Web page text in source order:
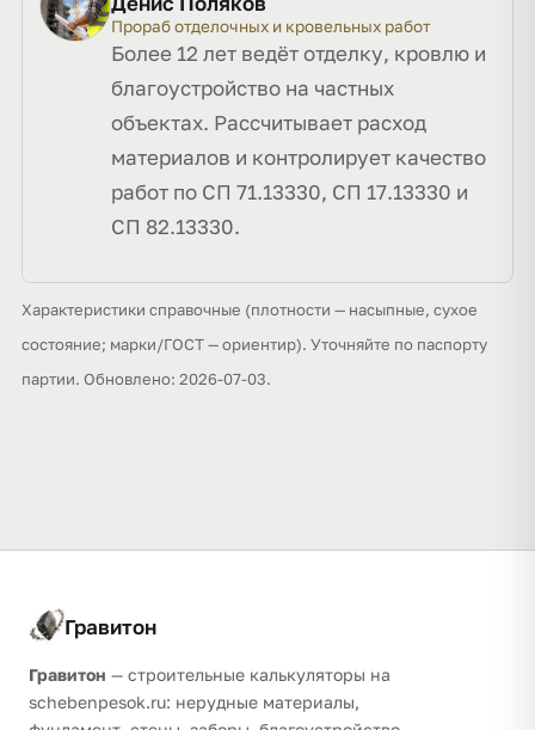
Прораб отделочных и кровельных работ
Более 12 лет ведёт отделку, кровлю и
благоустройство на частных
объектах. Рассчитывает расход
материалов и контролирует качество
работ по СП 71.13330, СП 17.13330 и
СП 82.13330.
Характеристики справочные (плотности — насыпные, сухое
состояние; марки/ГОСТ — ориентир). Уточняйте по паспорту
партии. Обновлено: 2026-07-03.
Гравитон
Гравитон — строительные калькуляторы на
schebenpesok.ru: нерудные материалы,